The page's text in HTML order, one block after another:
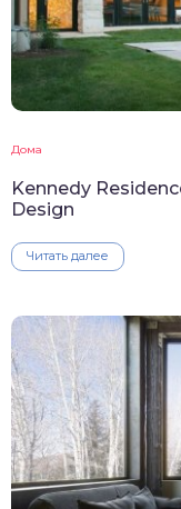
Дома
Kennedy
Design
Читать далее